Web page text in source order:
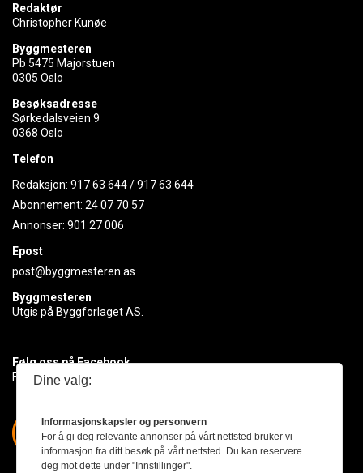
Redaktør
Christopher Kunøe
Byggmesteren
Pb 5475 Majorstuen
0305 Oslo
Besøksadresse
Sørkedalsveien 9
0368 Oslo
Telefon
Redaksjon: 917 63 644/917 63 644
Abonnement: 24 07 70 57
Annonser: 901 27 006
Epost
post@byggmesteren.as
Byggmesteren
Utgis på Byggforlaget AS.
Følg oss på Facebook
Få med deg det siste innen byggebransjen
Dine valg:
Informasjonskapsler og personvern
For å gi deg relevante annonser på vårt nettsted bruker vi
informasjon fra ditt besøk på vårt nettsted. Du kan reservere
deg mot dette under "Innstillinger".